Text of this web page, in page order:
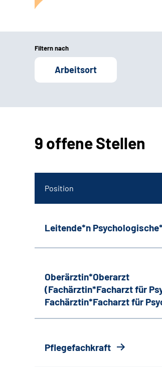
Filtern nach
Arbeitsort
9 offene Stellen
Position
Leitende*n
Oberärztin*Oberarzt
(Fachärztin*Facharzt für
Fachärztin*Facharzt für
Pflegefachkraft